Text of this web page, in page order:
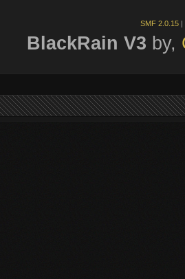
SMF 2.0.15 |
BlackRain V3 by,